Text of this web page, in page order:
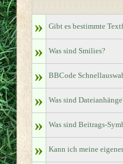
»
Gibt es bestimmte
» Was sind Smilies?
» BBCode
» Was sind
» Was sind Beitrags-
» Kann ich meine